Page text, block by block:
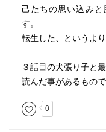
己たちの思い込み
す。
転生した、というよ
３話目の犬張り子と
読んだ事があるもので
0